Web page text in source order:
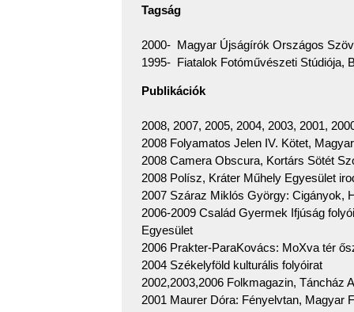
Tagság
2000- Magyar Újságírók Országos
1995- Fiatalok Fotóművészeti Stúdiója,
Publikációk
2008, 2007, 2005, 2004, 2003, 2001,
2008 Folyamatos Jelen IV. Kötet,
2008 Camera Obscura, Kortárs Sötét
2008 Polísz, Kráter Műhely Egyesület
2007 Száraz Miklós György: Cigányok,
2006-2009 Család Gyermek Ifjúság
Egyesület
2006 Prakter-ParaKovács: MoXva tér
2004 Székelyföld kulturális folyóirat
2002,2003,2006 Folkmagazin, Táncház
2001 Maurer Dóra: Fényelvtan, Magyar